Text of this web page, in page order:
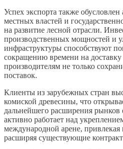
Успех экспорта также
местных властей и
на развитие лесной отрасли.
производственных мощностей и
инфраструктуры способствуют
сокращению времени на
производителям не только
поставок.
Клиенты из зарубежных стран
комиской древесины, что
дальнейшего расширения
активно работает над
международной арене,
расширяя существующие